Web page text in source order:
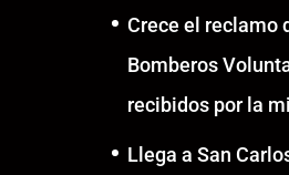
Crece el reclamo
Bomberos
recibidos por la
Llega a San